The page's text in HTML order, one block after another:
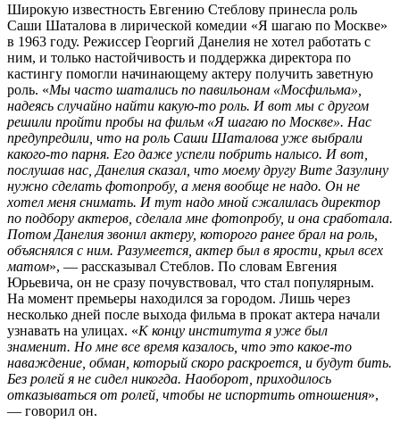
Широкую известность Евгению Стеблову принесла роль
Саши Шаталова в лирической комедии «Я шагаю по Москве»
в 1963 году. Режиссер Георгий Данелия не хотел работать с
ним, и только настойчивость и поддержка директора по
кастингу помогли начинающему актеру получить заветную
роль. «Мы часто шатались по павильонам «Мосфильма»,
надеясь случайно найти какую-то роль. И вот мы с другом
решили пройти пробы на фильм «Я шагаю по Москве». Нас
предупредили, что на роль Саши Шаталова уже выбрали
какого-то парня. Его даже успели побрить налысо. И вот,
послушав нас, Данелия сказал, что моему другу Вите Зазулину
нужно сделать фотопробу, а меня вообще не надо. Он не
хотел меня снимать. И тут надо мной сжалилась директор
по подбору актеров, сделала мне фотопробу, и она сработала.
Потом Данелия звонил актеру, которого ранее брал на роль,
объяснялся с ним. Разумеется, актер был в ярости, крыл всех
матом», — рассказывал Стеблов. По словам Евгения
Юрьевича, он не сразу почувствовал, что стал популярным.
На момент премьеры находился за городом. Лишь через
несколько дней после выхода фильма в прокат актера начали
узнавать на улицах. «К концу института я уже был
знаменит. Но мне все время казалось, что это какое-то
наваждение, обман, который скоро раскроется, и будут бить.
Без ролей я не сидел никогда. Наоборот, приходилось
отказываться от ролей, чтобы не испортить отношения»,
— говорил он.